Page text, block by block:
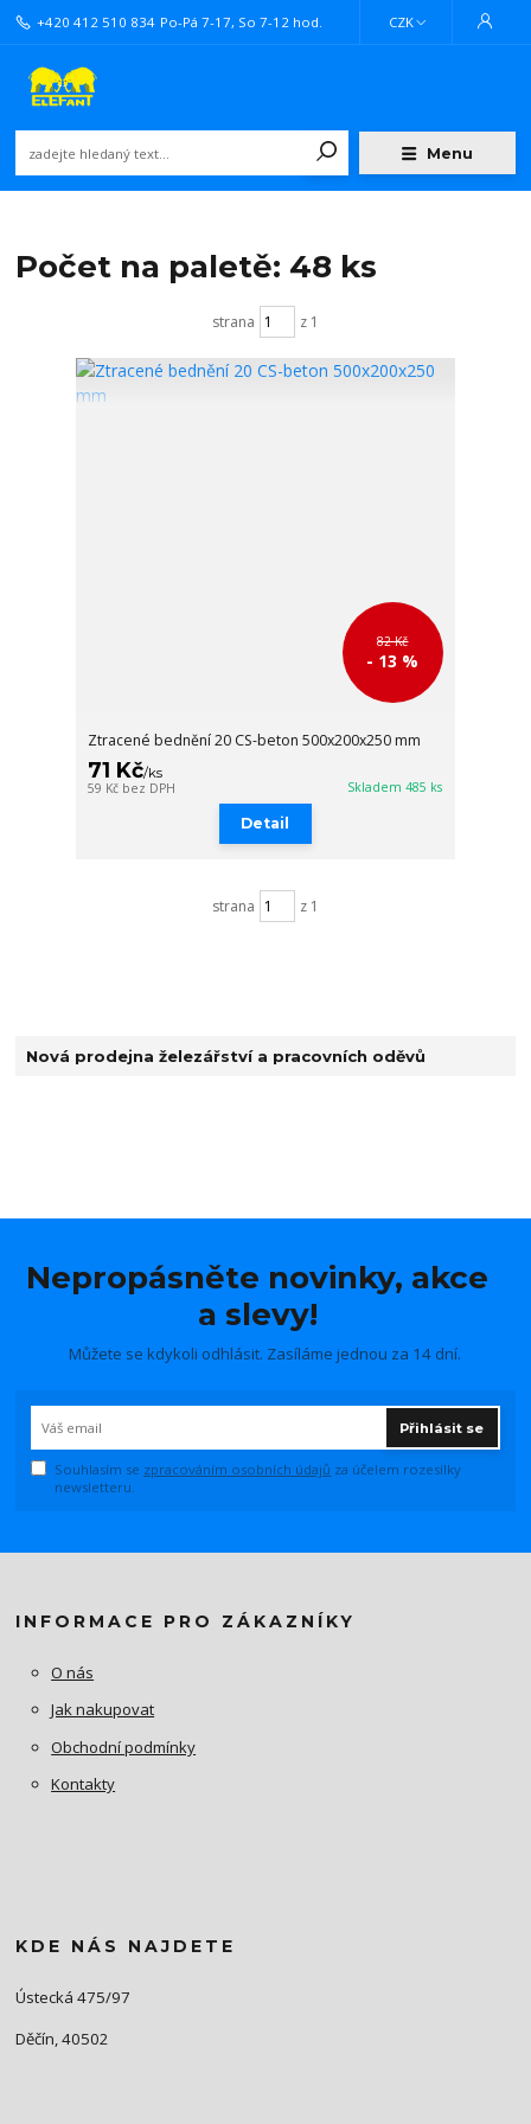
Menu
CZK
+420 412 510 834 Po-Pá 7-17, So 7-12 hod.
Nová prodejna železářství a pracovních oděvů
Počet na paletě: 48 ks
strana z 1
82 Kč
- 13 %
Ztracené bednění 20 CS-beton 500x200x250 mm
71 Kč/ks
59 Kč bez DPH Skladem 485 ks
Detail
strana z 1
Nepropásněte novinky, akce
a slevy!
Můžete se kdykoli odhlásit. Zasíláme jednou za 14 dní.
Přihlásit se
Souhlasím se zpracováním osobních údajů za účelem rozesílky
newsletteru.
INFORMACE PRO ZÁKAZNÍKY
O nás
Jak nakupovat
Obchodní podmínky
Kontakty
KDE NÁS NAJDETE
Ústecká 475/97
Děčín, 40502